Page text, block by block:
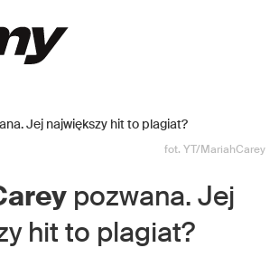
fot. YT/MariahCarey
pozwana. Jej
hit to plagiat?